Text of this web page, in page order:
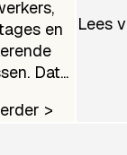
en
Dat...
>
Lees